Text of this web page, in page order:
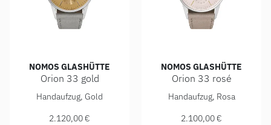
NOMOS GLASHÜTTE
Orion 33 gold
NOMOS Glashütte Orion 33 gold, Ref: 359, Preis: 2.120,00
Handaufzug, Gold
2.120,00 €
NOMOS GLASHÜTTE
Orion 33 rosé
NOMOS Glashütte Orion
Handaufzug, Rosa
2.100,00 €